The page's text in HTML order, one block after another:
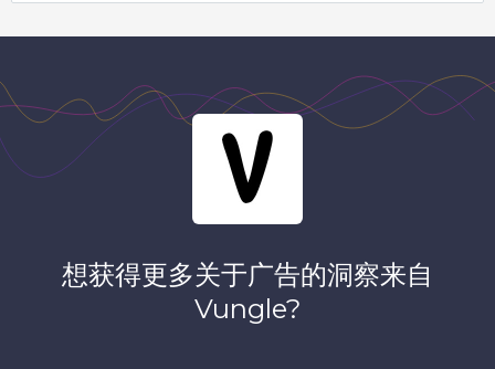
想获得更多关于广告的洞察来自
Vungle?